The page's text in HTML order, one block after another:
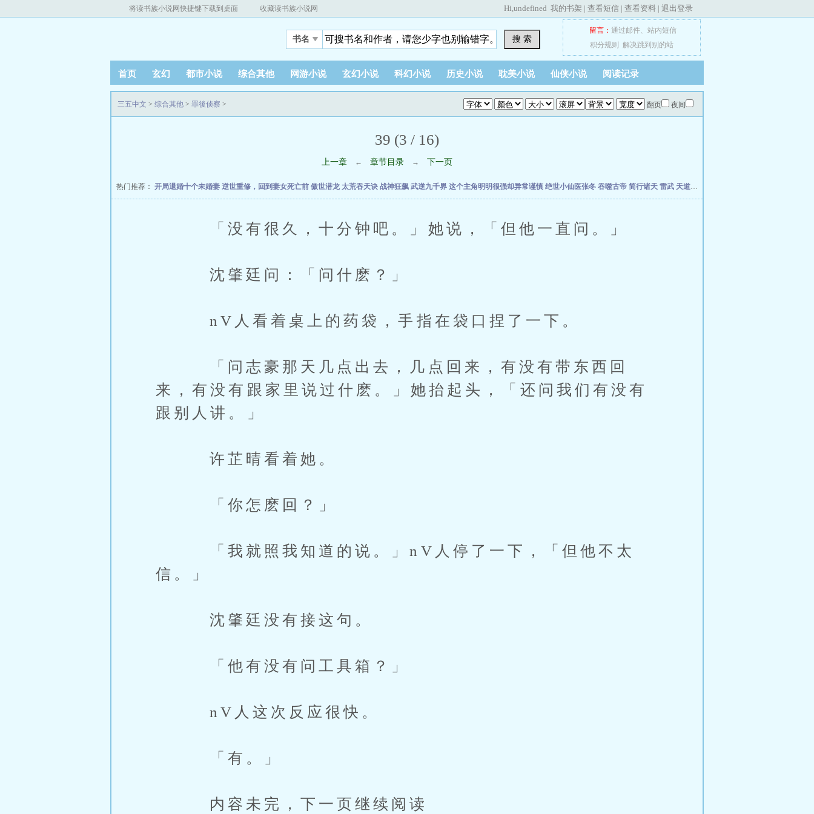
将读书族小说网快捷键下载到桌面 收藏读书族小说网 Hi,undefined 我的书架 | 查看短信 | 查看资料 | 退出登录
书名 搜 索
留言： 通过邮件、 站内短信
积分规则
解决跳到别的站
首页 玄幻 都市小说 综合其他 网游小说 玄幻小说 科幻小说 历史小说 耽美小说 仙侠小说 阅读记录
翻页 夜间
三五中文 > 综合其他 > 罪後侦察 >
39 (3 / 16)
上一章 ← 章节目录 → 下一页
热门推荐： 开局退婚十个未婚妻 逆世重修，回到妻女死亡前 傲世潜龙太荒吞天诀 战神狂飙 武逆九千界 这个主角明明很强却异常谨慎 绝世小仙医张冬 吞噬古帝 简行诸天 雷武 天道天骄
「没有很久，十分钟吧。」她说，「但他一直问。」
沈肇廷问：「问什麽？」
nV人看着桌上的药袋，手指在袋口捏了一下。
「问志豪那天几点出去，几点回来，有没有带东西回
来，有没有跟家里说过什麽。」她抬起头，「还问我们有没有
跟别人讲。」
许芷晴看着她。
「你怎麽回？」
「我就照我知道的说。」nV人停了一下，「但他不太
信。」
沈肇廷没有接这句。
「他有没有问工具箱？」
nV人这次反应很快。
「有。」
内容未完，下一页继续阅读